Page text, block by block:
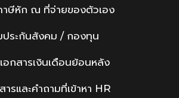
ษีหัก ณ ที่จ่ายของตัวเอง
ระกันสังคม / กองทุน
อกสารเงินเดือนย้อนหลัง
ารและคำถามที่เข้าหา HR